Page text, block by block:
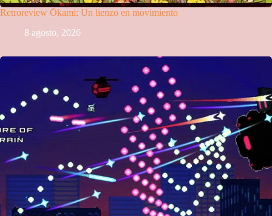
Retroreview Ōkami: Un lienzo en movimiento
8 agosto, 2026